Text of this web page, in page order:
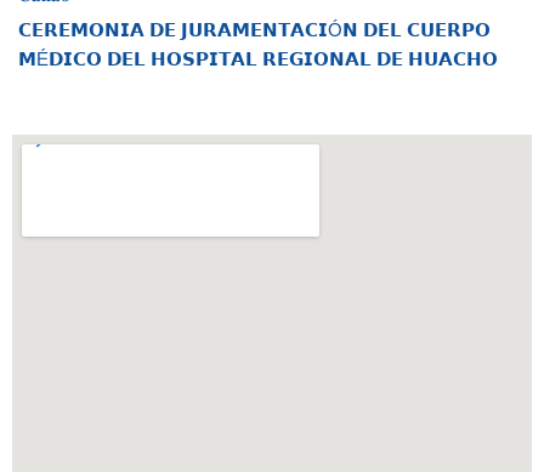
𝗖𝗘𝗥𝗘𝗠𝗢𝗡𝗜𝗔 𝗗𝗘 𝗝𝗨𝗥𝗔𝗠𝗘𝗡𝗧𝗔𝗖𝗜Ó𝗡 𝗗𝗘𝗟 𝗖𝗨𝗘𝗥𝗣𝗢
𝗠É𝗗𝗜𝗖𝗢 𝗗𝗘𝗟 𝗛𝗢𝗦𝗣𝗜𝗧𝗔𝗟 𝗥𝗘𝗚𝗜𝗢𝗡𝗔𝗟 𝗗𝗘 𝗛𝗨𝗔𝗖𝗛𝗢